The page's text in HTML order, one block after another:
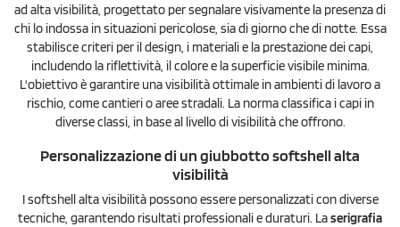
ad alta visibilità, progettato per segnalare visivamente la presenza di
chi lo indossa in situazioni pericolose, sia di giorno che di notte. Essa
stabilisce criteri per il design, i materiali e la prestazione dei capi,
includendo la riflettività, il colore e la superficie visibile minima.
L'obiettivo è garantire una visibilità ottimale in ambienti di lavoro a
rischio, come cantieri o aree stradali. La norma classifica i capi in
diverse classi, in base al livello di visibilità che offrono.
Personalizzazione di un giubbotto softshell alta
visibilità
I softshell alta visibilità possono essere personalizzati con diverse
tecniche, garantendo risultati professionali e duraturi. Laserigrafia